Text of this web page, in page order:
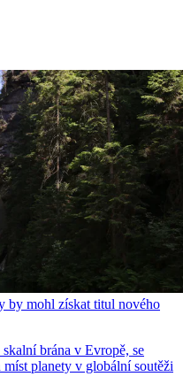
by mohl získat titul nového
brána v Evropě, se
planety v globální soutěži